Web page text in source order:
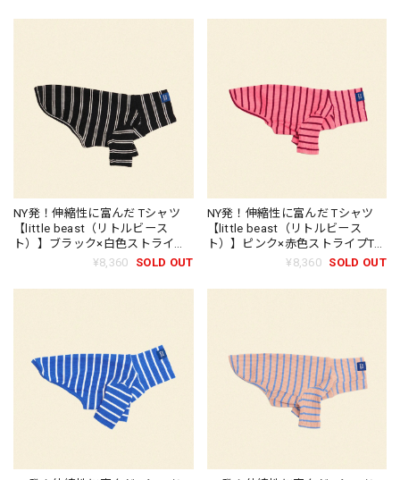
NY発！伸縮性に富んだ Tシャツ
【little beast（リトルビース
ト）】ブラック×白色ストライプT
シャツ/little beast Midnight in
¥8,360 SOLD OUT
NY発！伸縮性に富んだ Tシャツ
【little beast（リトルビース
ト）】ピンク×赤色ストライプTシ
ャツ/little beast IMU Shirt
¥8,360 SOLD OUT